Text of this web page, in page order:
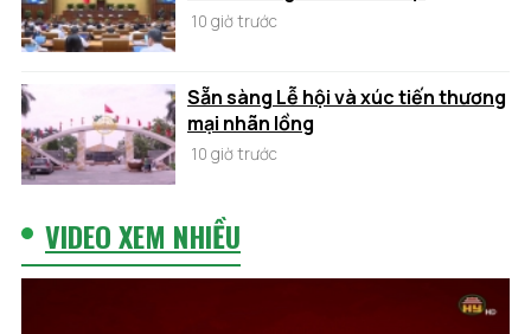
10 giờ trước
Sẵn sàng Lễ hội và xúc tiến thương
mại nhãn lồng
10 giờ trước
VIDEO XEM NHIỀU